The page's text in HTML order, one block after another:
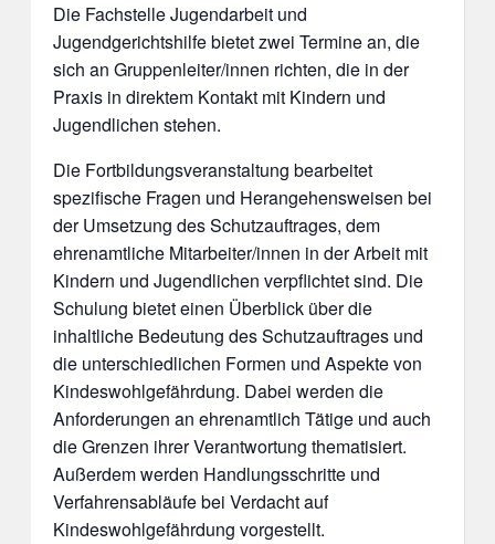
Die Fachstelle Jugendarbeit und
Jugendgerichtshilfe bietet zwei Termine an, die
sich an Gruppenleiter/innen richten, die in der
Praxis in direktem Kontakt mit Kindern und
Jugendlichen stehen.
Die Fortbildungsveranstaltung bearbeitet
spezifische Fragen und Herangehensweisen bei
der Umsetzung des Schutzauftrages, dem
ehrenamtliche Mitarbeiter/innen in der Arbeit mit
Kindern und Jugendlichen verpflichtet sind. Die
Schulung bietet einen Überblick über die
inhaltliche Bedeutung des Schutzauftrages und
die unterschiedlichen Formen und Aspekte von
Kindeswohlgefährdung. Dabei werden die
Anforderungen an ehrenamtlich Tätige und auch
die Grenzen ihrer Verantwortung thematisiert.
Außerdem werden Handlungsschritte und
Verfahrensabläufe bei Verdacht auf
Kindeswohlgefährdung vorgestellt.